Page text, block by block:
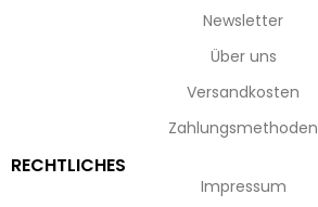
Newsletter
Über uns
Versandkosten
Zahlungsmethoden
RECHTLICHES
Impressum